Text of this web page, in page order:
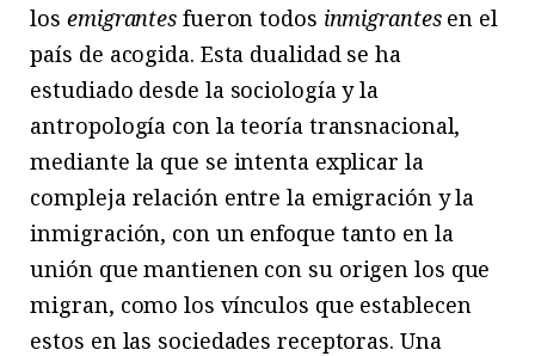
losemigrantes fueron todos inmigrantesen el
país de acogida. Esta dualidad se ha
estudiado desde la sociología y la
antropología con la teoría transnacional,
mediante la que se intenta explicar la
compleja relación entre la emigración y la
inmigración, con un enfoque tanto en la
unión que mantienen con su origen los que
migran, como los vínculos que establecen
estos en las sociedades receptoras. Una